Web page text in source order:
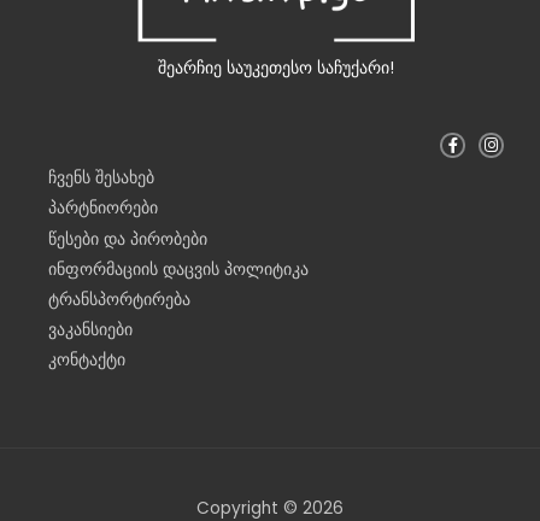
შეარჩიე საუკეთესო საჩუქარი!
F
a
I
n
ჩვენს შესახებ
პარტნიორები
წესები და პირობები
ინფორმაციის დაცვის პოლიტიკა
ტრანსპორტირება
ვაკანსიები
კონტაქტი
Copyright © 2026